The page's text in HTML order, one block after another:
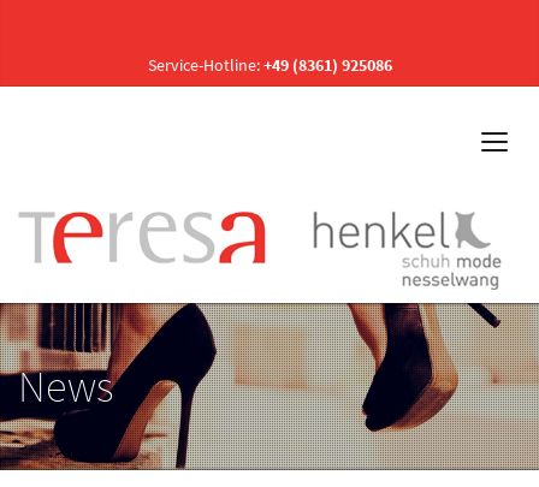
Service-Hotline:+49 (8361) 925086
News